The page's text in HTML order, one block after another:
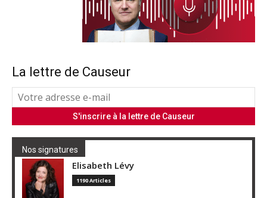
La lettre de Causeur
Nos signatures
Elisabeth Lévy
1190 Articles